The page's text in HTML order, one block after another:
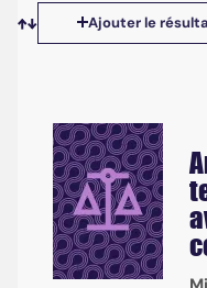
Tris disponibles
Ajouter le